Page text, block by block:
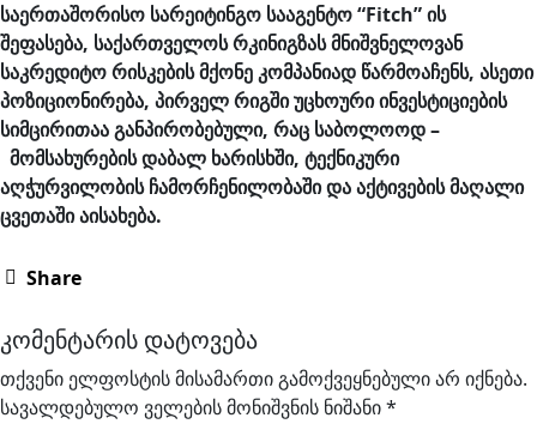
საერთაშორისო სარეიტინგო სააგენტო“Fitch”ის
შეფასება, საქართველოს რკინიგზასმნიშვნელოვან
საკრედიტო რისკების მქონე კომპანიად წარმოაჩენს, ასეთი
პოზიციონირება, პირველ რიგში უცხოური ინვესტიციების
სიმცირითაა განპირობებული, რაც საბოლოოდ –
მომსახურების დაბალ ხარისხში, ტექნიკური
აღჭურვილობის ჩამორჩენილობაში და აქტივების მაღალი
ცვეთაში აისახება.
Share
კომენტარის დატოვება
თქვენი ელფოსტის მისამართი გამოქვეყნებული არ იქნება.
სავალდებულო ველების მონიშვნის ნიშანი*